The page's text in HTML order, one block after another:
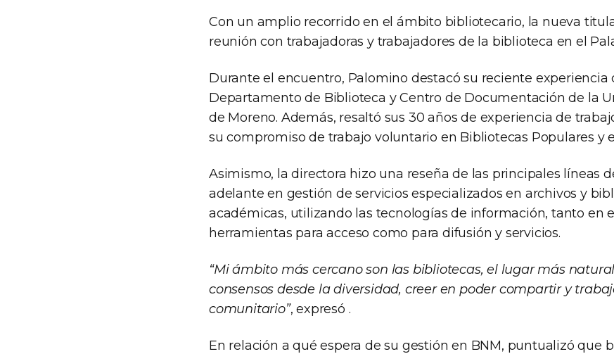
Con un amplio recorrido en el ámbito bibliotecario, la nueva
reunión con trabajadoras y trabajadores de la biblioteca en el
Durante el encuentro, Palomino destacó su reciente experiencia
Departamento de Biblioteca y Centro de Documentación de la
de Moreno. Además, resaltó sus 30 años de experiencia de
su compromiso de trabajo voluntario en Bibliotecas Populares y
Asimismo, la directora hizo una reseña de las principales líneas
adelante en gestión de servicios especializados en archivos y
académicas, utilizando las tecnologías de información, tanto en
herramientas para acceso como para difusión y servicios.
“Mi ámbito más cercano son las bibliotecas, el lugar más
consensos desde la diversidad, creer en poder compartir y
comunitario”, expresó .
En relación a qué espera de su gestión en BNM, puntualizó que